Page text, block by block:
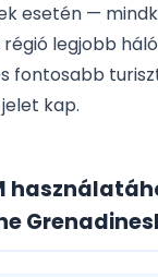
esetén —
legjobb
fontosabb
kap.